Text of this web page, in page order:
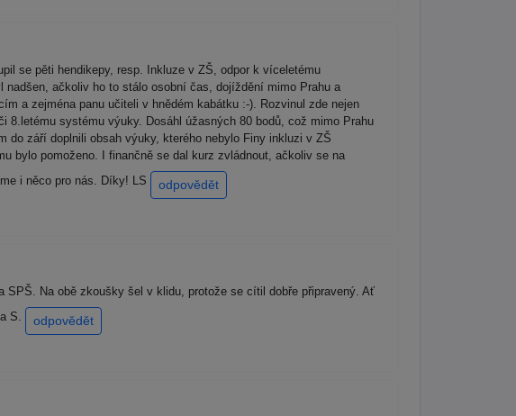
se pěti hendikepy, resp. Inkluze v ZŠ, odpor k víceletému
ačkoliv ho to stálo osobní čas, dojíždění mimo Prahu a
a zejména panu učiteli v hnědém kabátku :-). Rozvinul zde nejen
systému výuky. Dosáhl úžasných 80 bodů, což mimo Prahu
do září doplnili obsah výuky, kterého nebylo Finy inkluzi v ZŠ
bylo pomoženo. I finančně se dal kurz zvládnout, ačkoliv se na
i něco pro nás. Díky! LS
odpovědět
Na obě zkoušky šel v klidu, protože se cítil dobře připravený. Ať
S.
odpovědět